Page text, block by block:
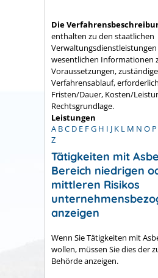
Die
enthalten zu den staatlichen
Verwaltungsdienstleistungen
wesentlichen Informationen
Voraussetzungen,
Verfahrensablauf,
Fristen/Dauer, Kosten/
Rechtsgrundlage.
Leistungen
A BC D E FG H I J K L M N O P
Z
Tätigkeiten mit
Bereich niedrigen
mittleren Risikos
anzeigen
Wenn Sie Tätigkeiten mit
wollen, müssen Sie dies der
Behörde anzeigen.